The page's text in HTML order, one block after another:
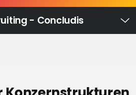
Volume
Ausbildungsmanagement
- Concludis